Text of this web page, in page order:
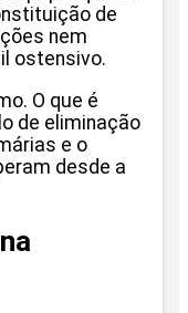
de
nem
ostensivo.
O que é
de eliminação
e o
desde a